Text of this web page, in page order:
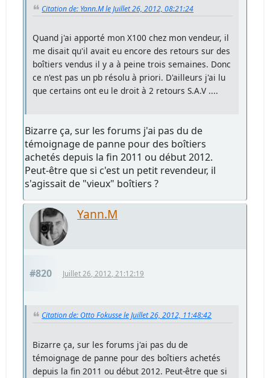
Citation de: Yann.M le Juillet 26, 2012, 08:21:24
Quand j'ai apporté mon X100 chez mon vendeur, il
me disait qu'il avait eu encore des retours sur des
boîtiers vendus il y a à peine trois semaines. Donc
ce n'est pas un pb résolu à priori. D'ailleurs j'ai lu
que certains ont eu le droit à 2 retours S.A.V ....
Bizarre ça, sur les forums j'ai pas du de
témoignage de panne pour des boîtiers
achetés depuis la fin 2011 ou début 2012.
Peut-être que si c'est un petit revendeur, il
s'agissait de "vieux" boîtiers ?
Yann.M
#820 Juillet 26, 2012, 21:12:19
Citation de: Otto Fokusse le Juillet 26, 2012, 11:48:42
Bizarre ça, sur les forums j'ai pas du de
témoignage de panne pour des boîtiers achetés
depuis la fin 2011 ou début 2012. Peut-être que si